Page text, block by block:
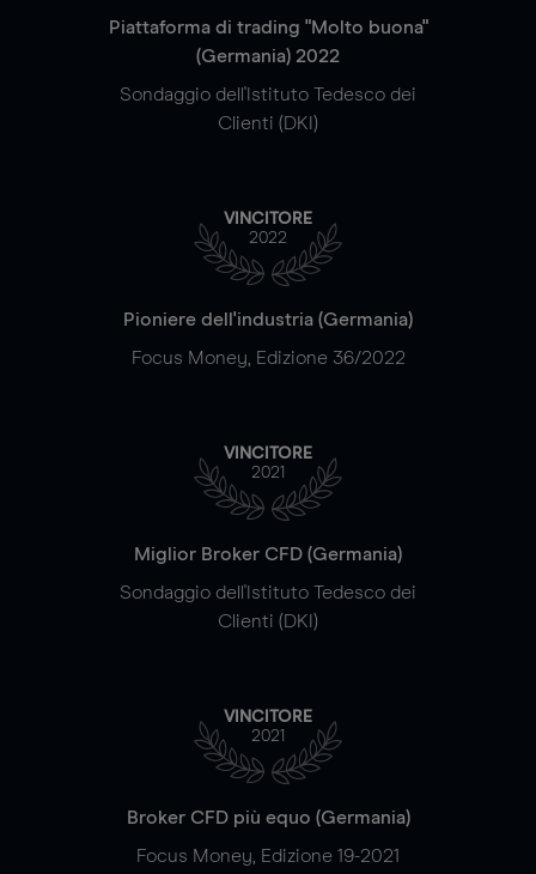
Piattaforma di trading "Molto buona"
(Germania) 2022
Sondaggio dell'Istituto Tedesco dei
Clienti (DKI)
VINCITORE
2022
Pioniere dell'industria (Germania)
Focus Money, Edizione 36/2022
VINCITORE
2021
Miglior Broker CFD (Germania)
Sondaggio dell'Istituto Tedesco dei
Clienti (DKI)
VINCITORE
2021
Broker CFD più equo (Germania)
Focus Money, Edizione 19-2021